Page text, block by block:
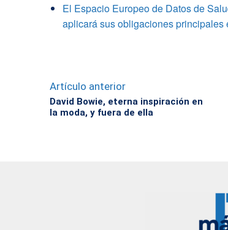
El Espacio Europeo de Datos de
aplicará sus obligaciones principales
Artículo anterior
David Bowie, eterna inspiración en
la moda, y fuera de ella